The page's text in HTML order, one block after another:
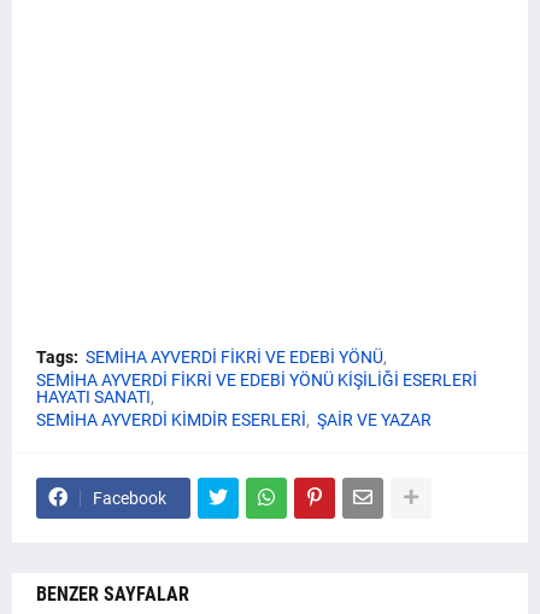
Tags: SEMİHA AYVERDİ FİKRİ VE EDEBİ YÖNÜ
SEMİHA AYVERDİ FİKRİ VE EDEBİ YÖNÜ KİŞİLİĞİ ESERLERİ
HAYATI SANATI
SEMİHA AYVERDİ KİMDİR ESERLERİ
ŞAİR VE YAZAR
Facebook
BENZER SAYFALAR